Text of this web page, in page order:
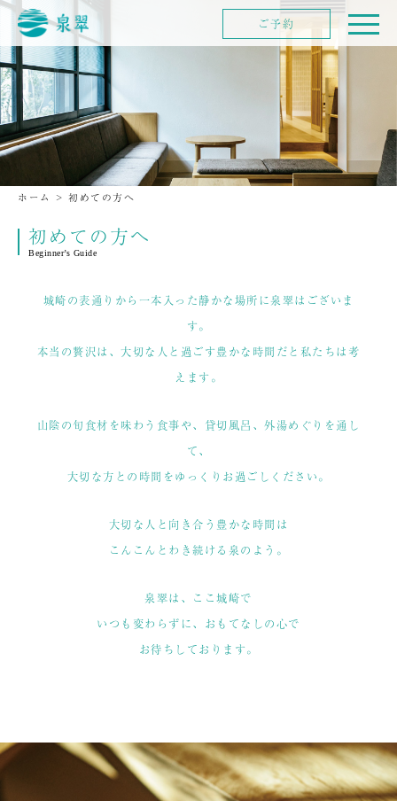
ホーム > 初めての方へ
初めての方へ
Beginner’s Guide
城崎の表通りから一本入った静かな場所に泉翠はございま
す。
本当の贅沢は、大切な人と過ごす豊かな時間だと私たちは考
えます。
山陰の旬食材を味わう食事や、貸切風呂、外湯めぐりを通し
て、
大切な方との時間をゆっくりお過ごしください。
大切な人と向き合う豊かな時間は
こんこんとわき続ける泉のよう。
泉翠は、ここ城崎で
いつも変わらずに、おもてなしの心で
お待ちしております。
ご予約